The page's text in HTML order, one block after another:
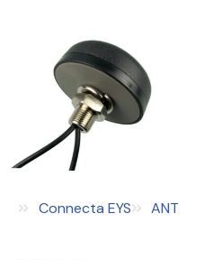
Connecta EYS ANT